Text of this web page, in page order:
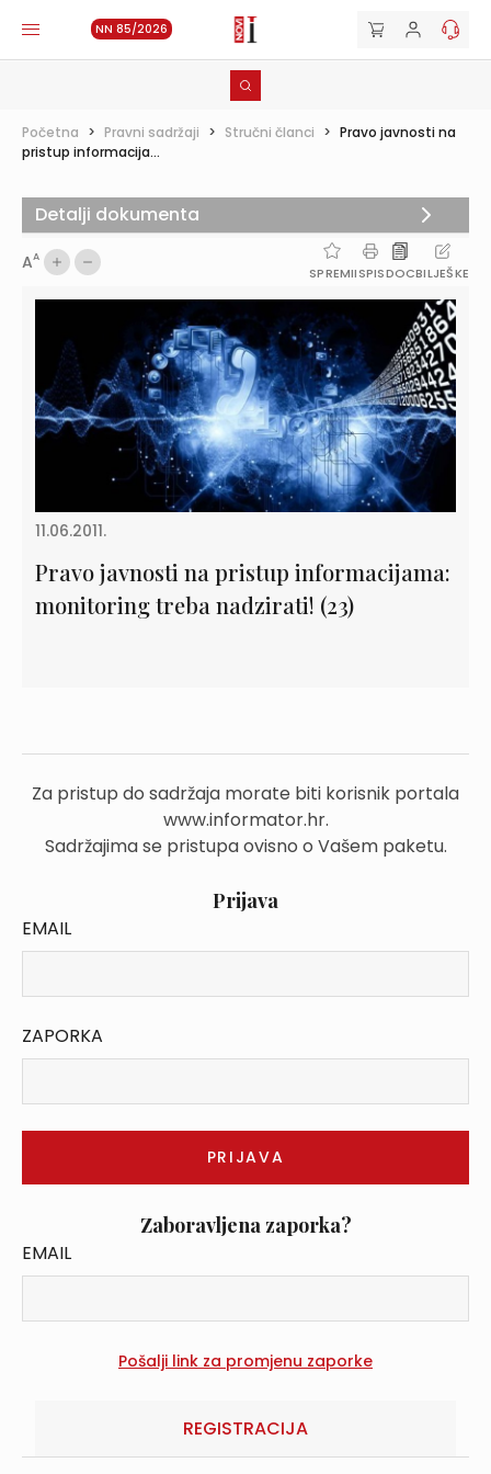
NN 85/2026
Početna > Pravni sadržaji > Stručni članci > Pravo javnosti na
pristup informacija...
AA
SPREMIISPISDOCBILJEŠKE
11.06.2011.
Pravo javnosti na pristup informacijama:
monitoring treba nadzirati! (23)
Za pristup do sadržaja morate biti korisnik portala
www.informator.hr.
Sadržajima se pristupa ovisno o Vašem paketu.
Prijava
EMAIL
ZAPORKA
Zaboravljena zaporka?
EMAIL
REGISTRACIJA
Detalji dokumenta